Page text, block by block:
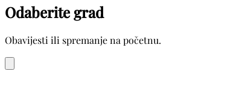
Odaberite grad
Obavijesti ili spremanje na početnu.